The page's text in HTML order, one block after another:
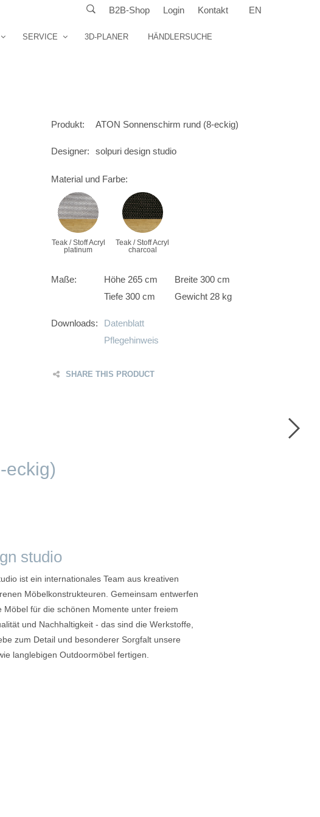
B2B-Shop Login Kontakt EN
SERVICE 3D-PLANER HÄNDLERSUCHE
Produkt: ATON Sonnenschirm rund (8-eckig)
Designer: solpuri design studio
Material und Farbe:
Teak / Stoff Acryl
platinum
Teak / Stoff Acryl
charcoal
Maße: Höhe 265 cm
Breite 300 cm
Tiefe 300 cm
Gewicht 28 kg
Downloads:
Datenblatt
Pflegehinweis
SHARE THIS PRODUCT
eckig)
studio
ist ein internationales Team aus kreativen
Möbelkonstrukteuren. Gemeinsam entwerfen
Möbel für die schönen Momente unter freiem
und Nachhaltigkeit - das sind die Werkstoffe,
zum Detail und besonderer Sorgfalt unsere
langlebigen Outdoormöbel fertigen.